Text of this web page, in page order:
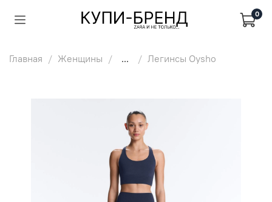
0
Главная Женщины ... Легинсы Oysho